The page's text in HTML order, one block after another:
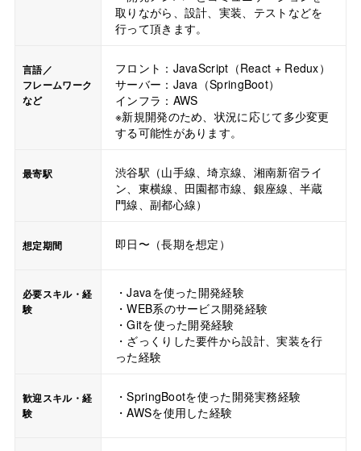
取りながら、設計、実装、テストなどを
行って頂きます。
言語／
フレームワーク
など
フロント：JavaScript（React + Redux）
サーバー：Java（SpringBoot）
インフラ：AWS
※新規開発のため、状況に応じて多少変更
する可能性があります。
最寄駅
渋谷駅（山手線、埼京線、湘南新宿ライ
ン、東横線、田園都市線、銀座線、半蔵
門線、副都心線）
想定期間 即日〜（長期を想定）
必要スキル・経
験
・Javaを使った開発経験
・WEB系のサービス開発経験
・Gitを使った開発経験
・ざっくりした要件から設計、実装を行
った経験
歓迎スキル・経
験
・SpringBootを使った開発実務経験
・AWSを使用した経験